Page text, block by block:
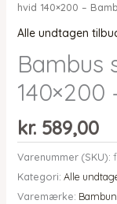
hvid 140×200 –
Alle undtagen
Bambus
140×200
kr.589,00
Varenummer (SKU):
Kategori: Alle
Varemærke: